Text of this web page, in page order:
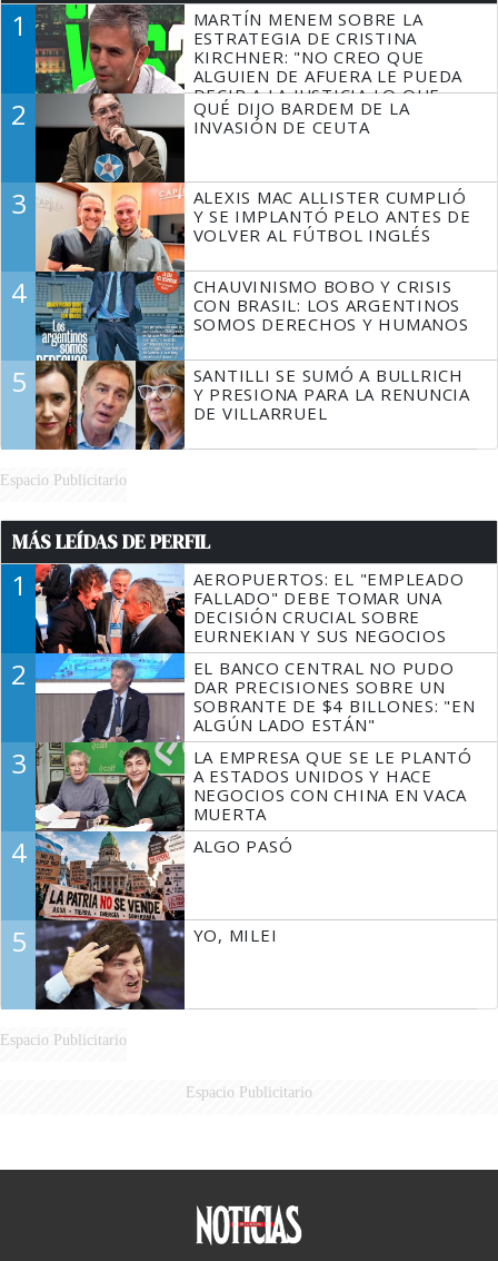
1
MARTÍN MENEM SOBRE LA
ESTRATEGIA DE CRISTINA
KIRCHNER: "NO CREO QUE
ALGUIEN DE AFUERA LE PUEDA
DECIR A LA JUSTICIA LO QUE
TIENE QUE HACER"
2
QUÉ DIJO BARDEM DE LA
INVASIÓN DE CEUTA
3
ALEXIS MAC ALLISTER CUMPLIÓ
Y SE IMPLANTÓ PELO ANTES DE
VOLVER AL FÚTBOL INGLÉS
4
CHAUVINISMO BOBO Y CRISIS
CON BRASIL: LOS ARGENTINOS
SOMOS DERECHOS Y HUMANOS
5
SANTILLI SE SUMÓ A BULLRICH
Y PRESIONA PARA LA RENUNCIA
DE VILLARRUEL
Espacio Publicitario
MÁS LEÍDAS DE PERFIL
1
AEROPUERTOS: EL "EMPLEADO
FALLADO" DEBE TOMAR UNA
DECISIÓN CRUCIAL SOBRE
EURNEKIAN Y SUS NEGOCIOS
2
EL BANCO CENTRAL NO PUDO
DAR PRECISIONES SOBRE UN
SOBRANTE DE $4 BILLONES: "EN
ALGÚN LADO ESTÁN"
3
LA EMPRESA QUE SE LE PLANTÓ
A ESTADOS UNIDOS Y HACE
NEGOCIOS CON CHINA EN VACA
MUERTA
4 ALGO PASÓ
5 YO, MILEI
Espacio Publicitario
Espacio Publicitario